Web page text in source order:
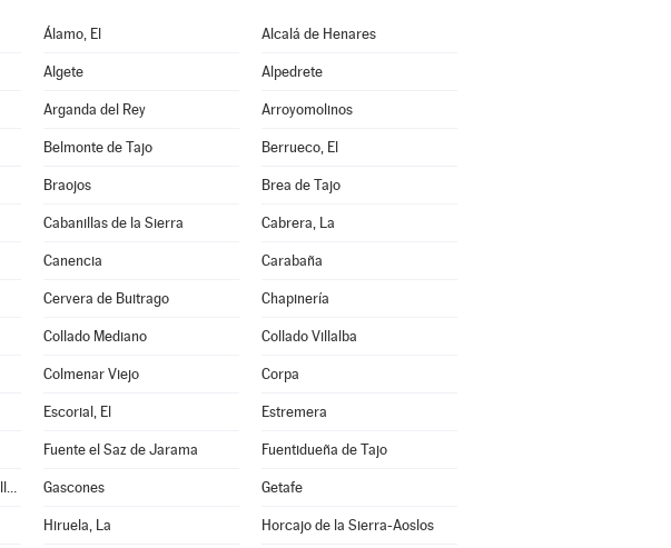
Álamo, El Alcalá de Henares
Algete Alpedrete
Arganda del Rey Arroyomolinos
Belmonte de Tajo Berrueco, El
Braojos Brea de Tajo
Cabanillas de la Sierra Cabrera, La
Canencia Carabaña
Cervera de Buitrago Chapinería
Collado Mediano Collado Villalba
Colmenar Viejo Corpa
Escorial, El Estremera
Fuente el Saz de Jarama Fuentidueña de Tajo
Gargantilla del Lozoya y Pinilla de Buitrago Gascones Getafe
Hiruela, La Horcajo de la Sierra-Aoslos